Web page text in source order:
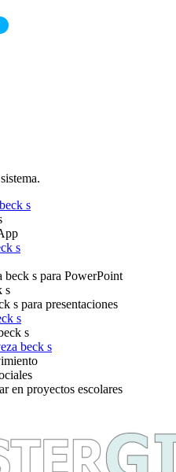
s
s
beck s para PowerPoint
s
s para presentaciones
s
s
beck s
en proyectos escolares